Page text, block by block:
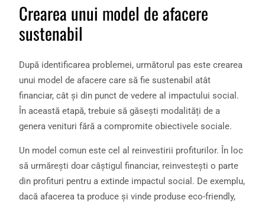
Crearea unui model de afacere
sustenabil
După identificarea problemei, următorul pas este crearea
unui model de afacere care să fie sustenabil atât
financiar, cât și din punct de vedere al impactului social.
În această etapă, trebuie să găsești modalități de a
genera venituri fără a compromite obiectivele sociale.
Un model comun este cel al reinvestirii profiturilor. În loc
să urmărești doar câștigul financiar, reinvestești o parte
din profituri pentru a extinde impactul social. De exemplu,
dacă afacerea ta produce și vinde produse eco-friendly,